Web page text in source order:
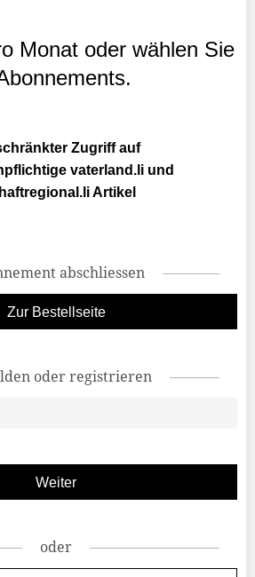
Monat oder wählen Sie
Zugriff auf
vaterland.li und
Artikel
abschliessen
Zur Bestellseite
oder registrieren
oder